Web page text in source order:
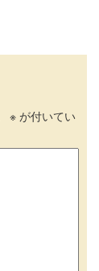
※ が付いてい